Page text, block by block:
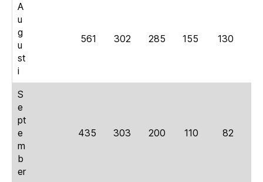
A
u
g
u
st
i
561 302 285 155 130
S
e
pt
e
m
b
er
435 303 200 110 82